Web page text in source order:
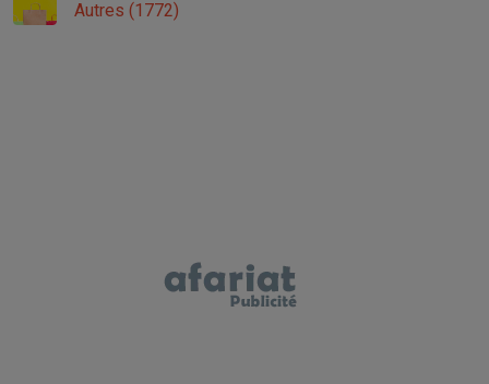
Autres (1772)